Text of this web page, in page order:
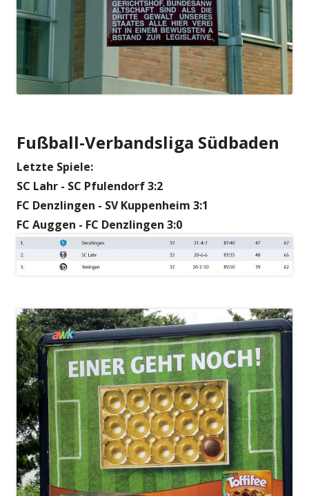
Fußball-Verbandsliga Südbaden
Letzte Spiele:
SC Lahr - SC Pfulendorf 3:2
FC Denzlingen - SV Kuppenheim 3:1
FC Auggen - FC Denzlingen 3:0